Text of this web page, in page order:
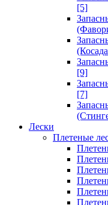
[5]
[9]
[7]
Лески
Плетеные